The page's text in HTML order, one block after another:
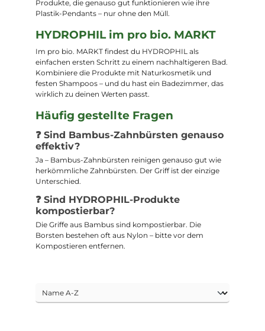
Produkte, die genauso gut funktionieren wie ihre
Plastik-Pendants – nur ohne den Müll.
HYDROPHIL im pro bio. MARKT
Im pro bio. MARKT findest du HYDROPHIL als
einfachen ersten Schritt zu einem nachhaltigeren Bad.
Kombiniere die Produkte mit Naturkosmetik und
festen Shampoos – und du hast ein Badezimmer, das
wirklich zu deinen Werten passt.
Häufig gestellte Fragen
❓ Sind Bambus-Zahnbürsten genauso
effektiv?
Ja – Bambus-Zahnbürsten reinigen genauso gut wie
herkömmliche Zahnbürsten. Der Griff ist der einzige
Unterschied.
❓ Sind HYDROPHIL-Produkte
kompostierbar?
Die Griffe aus Bambus sind kompostierbar. Die
Borsten bestehen oft aus Nylon – bitte vor dem
Kompostieren entfernen.